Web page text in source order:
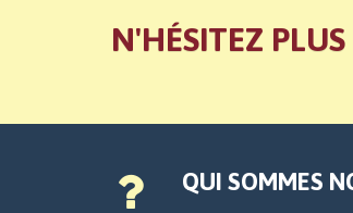
N'HÉSITEZ
QUI SOMMES